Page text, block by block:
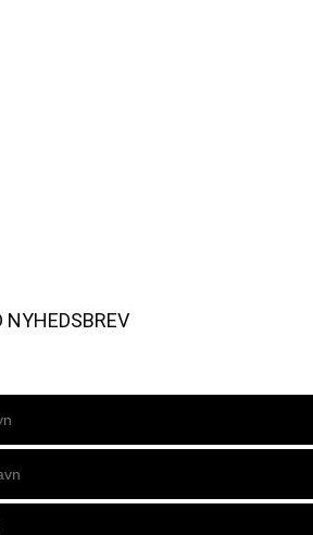
NYHEDSBREV